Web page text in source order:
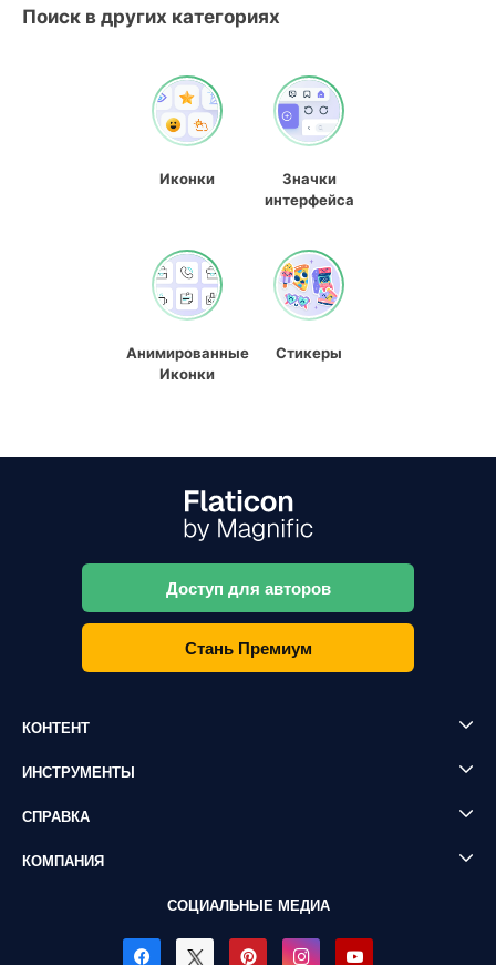
Поиск в других категориях
Иконки
Значки
интерфейса
Анимированные
Иконки
Стикеры
Доступ для авторов
Стань Премиум
КОНТЕНТ
ИНСТРУМЕНТЫ
СПРАВКА
КОМПАНИЯ
СОЦИАЛЬНЫЕ МЕДИА